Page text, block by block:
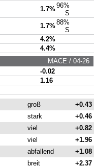
1.7%96%
S
1.7%88%
S
4.2%
4.4%
MACE / 04-26
-0.02
1.16
groß
+0.43
stark
+0.46
viel
+0.82
viel
+1.96
abfallend
+1.08
breit +2.37